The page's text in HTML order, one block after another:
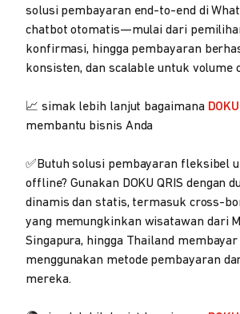
solusi pembayaran end-to-end di
chatbot otomatis—mulai dari
konfirmasi, hingga pembayaran
konsisten, dan scalable untuk volume
📈 simak lebih lanjut bagaimana
membantu bisnis Anda
✅Butuh solusi pembayaran fleksibel
offline? Gunakan DOKU QRIS dengan
dinamis dan statis, termasuk cross-
yang memungkinkan wisatawan dari
Singapura, hingga Thailand
menggunakan metode pembayaran
mereka.